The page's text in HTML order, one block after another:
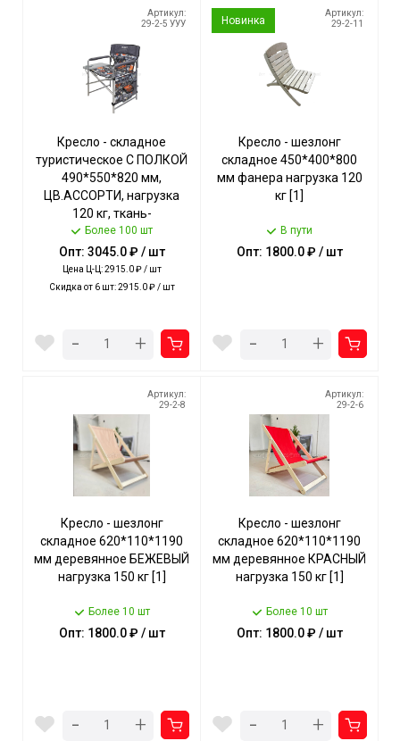
Артикул:
29-2-5 УУУ
Кресло - складное
туристическое С ПОЛКОЙ
490*550*820 мм,
ЦВ.АССОРТИ, нагрузка
120 кг, ткань-
водоотталкивающая
пропитка арт. КСП NIKA [2]
Более 100 шт
Опт: 3045.0 ₽ / шт
Цена Ц-Ц: 2915.0 ₽ / шт
Скидка от 6 шт: 2915.0 ₽ / шт
- +
Новинка
Артикул:
29-2-11
Кресло - шезлонг
складное 450*400*800
мм фанера нагрузка 120
кг [1]
В пути
Опт: 1800.0 ₽ / шт
- +
Артикул:
29-2-8
Кресло - шезлонг
складное 620*110*1190
мм деревянное БЕЖЕВЫЙ
нагрузка 150 кг [1]
Более 10 шт
Опт: 1800.0 ₽ / шт
- +
Артикул:
29-2-6
Кресло - шезлонг
складное 620*110*1190
мм деревянное КРАСНЫЙ
нагрузка 150 кг [1]
Более 10 шт
Опт: 1800.0 ₽ / шт
- +